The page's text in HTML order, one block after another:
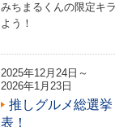
みちまるくんの限定キ
よう！
2025年12月24日～
2026年1月23日
推しグルメ総選
表！